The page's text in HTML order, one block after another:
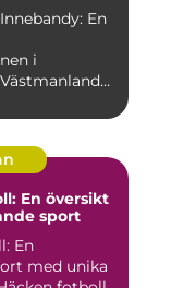
En
i
En översikt
sport
En
med unika